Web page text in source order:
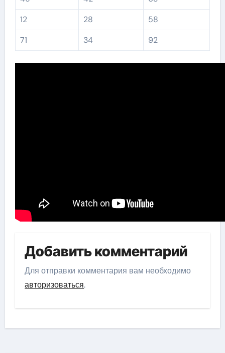
12
28
58
71
34 92
Добавить комментарий
Для отправки комментария вам необходимо
авторизоваться.